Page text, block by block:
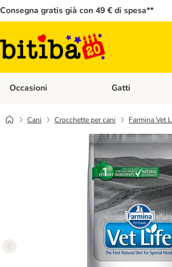
Consegna gratis già con 49 € di spesa**
Occasioni Apri Menù
Gatti
Cani Crocchette per cani Farmina Vet